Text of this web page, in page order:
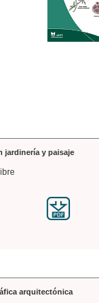
jardinería y paisaje
arquitectónica